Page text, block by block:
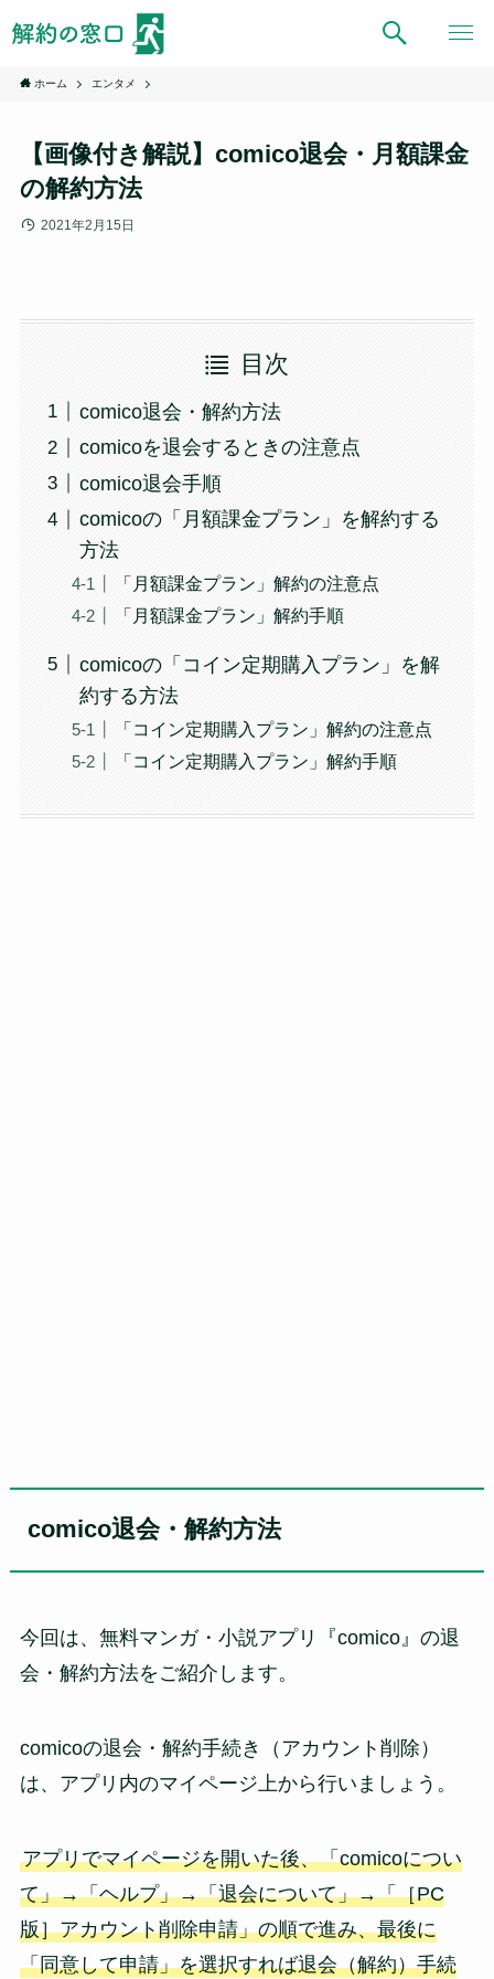
ホーム エンタメ
【画像付き解説】comico退会・月額課金
の解約方法
2021年2月15日
目次
comico退会・解約方法
comicoを退会するときの注意点
comico退会手順
comicoの「月額課金プラン」を解約する
方法
「月額課金プラン」解約の注意点
「月額課金プラン」解約手順
comicoの「コイン定期購入プラン」を解
約する方法
「コイン定期購入プラン」解約の注意点
「コイン定期購入プラン」解約手順
comico退会・解約方法
今回は、無料マンガ・小説アプリ『comico』の退
会・解約方法をご紹介します。
comicoの退会・解約手続き（アカウント削除）
は、アプリ内のマイページ上から行いましょう。
アプリでマイページを開いた後、「comicoについ
て」→「ヘルプ」→「退会について」→「［PC
版］アカウント削除申請」の順で進み、最後に
「同意して申請」を選択すれば退会（解約）手続